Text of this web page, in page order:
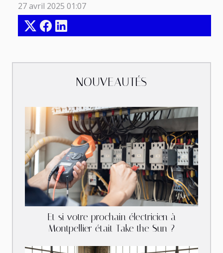
NOUVEAUTÉS
Et si votre prochain électricien à
Montpellier était Take the Sun ?
27 avril 2025 01:07